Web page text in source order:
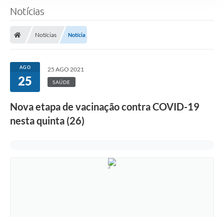
Notícias
Notícias Notícia
AGO
25
25 AGO 2021
SAÚDE
Nova etapa de vacinação contra COVID-19
nesta quinta (26)